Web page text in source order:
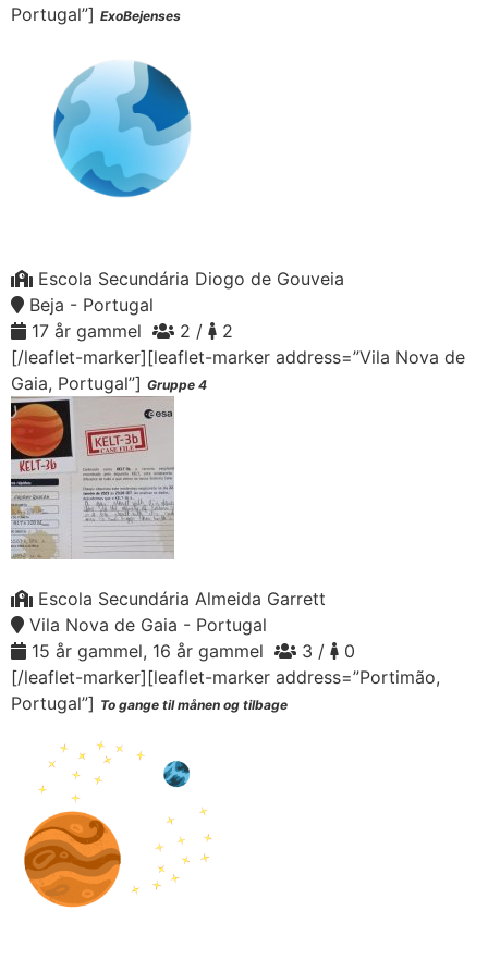
Portugal”] ExoBejenses
Escola Secundária Diogo de Gouveia
Beja - Portugal
17 år gammel
2 /
2
[/leaflet-marker][leaflet-marker address=”Vila Nova de
Gaia, Portugal”] Gruppe 4
Escola Secundária Almeida Garrett
Vila Nova de Gaia - Portugal
15 år gammel, 16 år gammel
3 /
0
[/leaflet-marker][leaflet-marker address=”Portimão,
Portugal”] To gange til månen og tilbage